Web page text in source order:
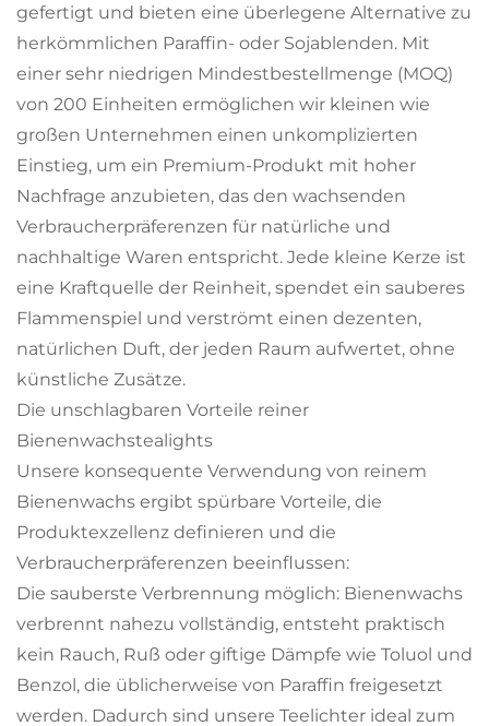
gefertigt und bieten eine überlegene Alternative zu
herkömmlichen Paraffin- oder Sojablenden. Mit
einer sehr niedrigen Mindestbestellmenge (MOQ)
von 200 Einheiten ermöglichen wir kleinen wie
großen Unternehmen einen unkomplizierten
Einstieg, um ein Premium-Produkt mit hoher
Nachfrage anzubieten, das den wachsenden
Verbraucherpräferenzen für natürliche und
nachhaltige Waren entspricht. Jede kleine Kerze ist
eine Kraftquelle der Reinheit, spendet ein sauberes
Flammenspiel und verströmt einen dezenten,
natürlichen Duft, der jeden Raum aufwertet, ohne
künstliche Zusätze.
Die unschlagbaren Vorteile reiner
Bienenwachstealights
Unsere konsequente Verwendung von reinem
Bienenwachs ergibt spürbare Vorteile, die
Produktexzellenz definieren und die
Verbraucherpräferenzen beeinflussen:
Die sauberste Verbrennung möglich: Bienenwachs
verbrennt nahezu vollständig, entsteht praktisch
kein Rauch, Ruß oder giftige Dämpfe wie Toluol und
Benzol, die üblicherweise von Paraffin freigesetzt
werden. Dadurch sind unsere Teelichter ideal zum